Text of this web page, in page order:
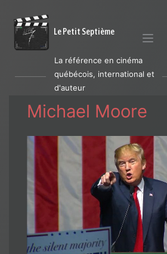
Le Petit Septième
La référence en cinéma
québécois, international et
d'auteur
Michael Moore